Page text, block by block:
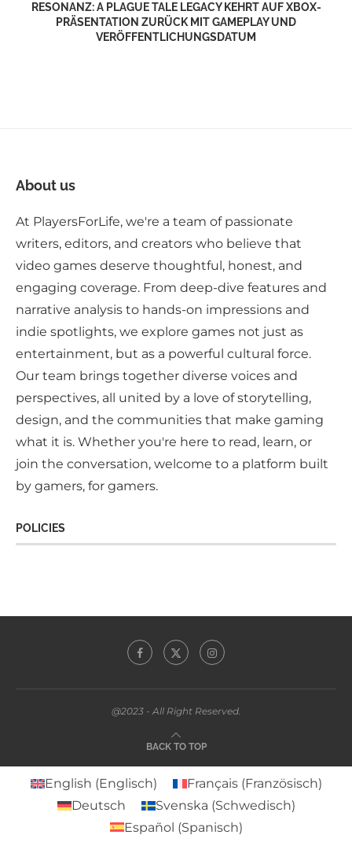
RESONANZ: A PLAGUE TALE LEGACY KEHRT AUF XBOX-
PRÄSENTATION ZURÜCK MIT GAMEPLAY UND
VERÖFFENTLICHUNGSDATUM
About us
At PlayersForLife, we're a team of passionate
writers, editors, and creators who believe that
video games deserve thoughtful, honest, and
engaging coverage. From deep-dive features and
narrative analysis to hands-on impressions and
indie spotlights, we explore games not just as
entertainment, but as a powerful cultural force.
Our team brings together diverse voices and
perspectives, all united by a love of storytelling,
design, and the communities that make gaming
what it is. Whether you're here to read, learn, or
join the conversation, welcome to a platform built
by gamers, for gamers.
POLICIES
@2023 - All Right Reserved.
BACK TO TOP
English (Englisch) Français(Französisch)
Deutsch
Svenska (Schwedisch)
Español (Spanisch)